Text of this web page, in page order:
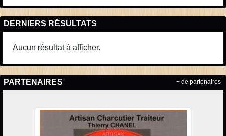
DERNIERS RÉSULTATS
Aucun résultat à afficher.
PARTENAIRES + de partenaires